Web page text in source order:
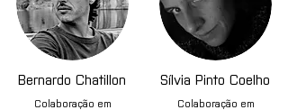
Bernardo Chatillon
Colaboração em
Sílvia Pinto Coelho
Colaboração em